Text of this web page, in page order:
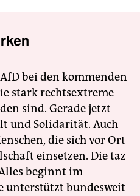
bei den kommenden
stark rechtsextreme
sind. Gerade jetzt
und Solidarität. Auch
die sich vor Ort
einsetzen. Die taz
beginnt im
unterstützt bundesweit